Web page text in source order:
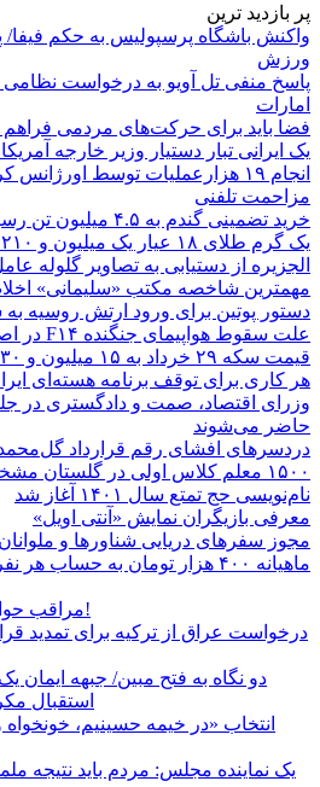
پر بازدید ترین
واکنش باشگاه پرسپولیس به حکم فیفا/
ورزش
پاسخ منفی تل آویو به درخواست
امارات
فضا باید برای حرکت‌های مردمی
یک ایرانی تبار دستیار وزیر خارجه
انجام ۱۹ هزارعملیات توسط
مزاحمت تلفنی
خرید تضمینی گندم به ۴.۵ میلیون تن رسید
یک گرم طلای ۱۸ عیار یک میلیون و ۲۱۰ هزار تومان معامله شد
الجزیره از دستیابی به تصاویر گلوله
مهمترین شاخصه مکتب «سلیمانی»
دستور پوتین برای ورود ارتش روسیه
علت سقوط هواپیمای جنگنده F۱۴ در اصفهان مشخص شد
قیمت سکه ۲۹ خرداد به ۱۵ میلیون و ۴۳۰ هزار تومان رسید
هر کاری برای توقف برنامه هسته‌ای
حاضر می‌شوند
دردسرهای افشای رقم قرارداد
۱۵۰۰ معلم کلاس اولی در گلستان مشخص شدند
نام‌نویسی حج تمتع سال ۱۴۰۱ آغاز شد
معرفی بازیگران نمایش «آنتی اویل»
مجوز سفرهای دریایی شناورها و
ماهیانه ۴۰۰ هزار تومان به حساب هر نفر واریز می‌شود
مراقب حواشی «سلول درمانی» باشید!
درخواست عراق از ترکیه برای تمدید
دو نگاه به فتح مبین/ جبهه ایمان
استقبال
انتخاب «در خیمه حسینیم، خونخواه
یک نماینده مجلس: مردم باید نتیجه